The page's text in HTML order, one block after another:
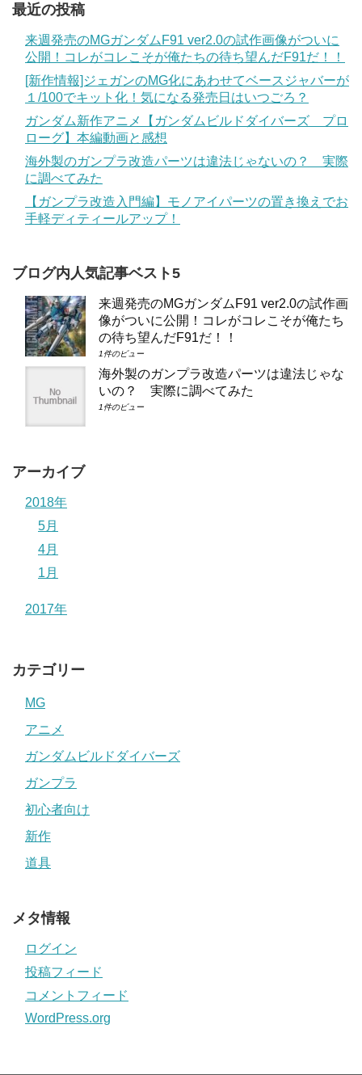
最近の投稿
来週発売のMGガンダムF91 ver2.0の試作画像がついに
公開！コレがコレこそが俺たちの待ち望んだF91だ！！
[新作情報]ジェガンのMG化にあわせてベースジャバーが
１/100でキット化！気になる発売日はいつごろ？
ガンダム新作アニメ【ガンダムビルドダイバーズ プロ
ローグ】本編動画と感想
海外製のガンプラ改造パーツは違法じゃないの？ 実際
に調べてみた
【ガンプラ改造入門編】モノアイパーツの置き換えでお
手軽ディティールアップ！
ブログ内人気記事ベスト5
来週発売のMGガンダムF91 ver2.0の試作画
像がついに公開！コレがコレこそが俺たち
の待ち望んだF91だ！！
1件のビュー
海外製のガンプラ改造パーツは違法じゃな
いの？ 実際に調べてみた
1件のビュー
アーカイブ
2018年
5月
4月
1月
2017年
カテゴリー
MG
アニメ
ガンダムビルドダイバーズ
ガンプラ
初心者向け
新作
道具
メタ情報
ログイン
投稿フィード
コメントフィード
WordPress.org